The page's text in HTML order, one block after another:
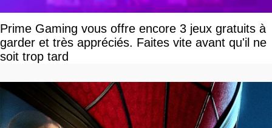
Prime Gaming vous offre encore 3 jeux gratuits à
garder et très appréciés. Faites vite avant qu'il ne
soit trop tard